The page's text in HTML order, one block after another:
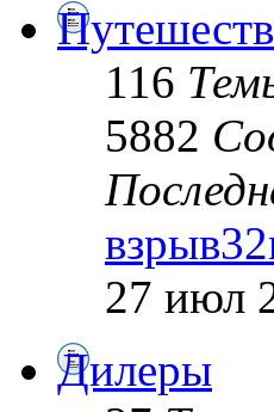
116
5882
27 июл
Дилеры